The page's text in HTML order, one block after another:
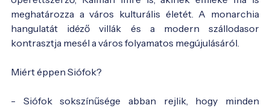
meghatározza a város kulturális életét. A monarchia
hangulatát idéző villák és a modern szállodasor
kontrasztja mesél a város folyamatos megújulásáról.
Miért éppen Siófok?
- Siófok sokszínűsége abban rejlik, hogy minden